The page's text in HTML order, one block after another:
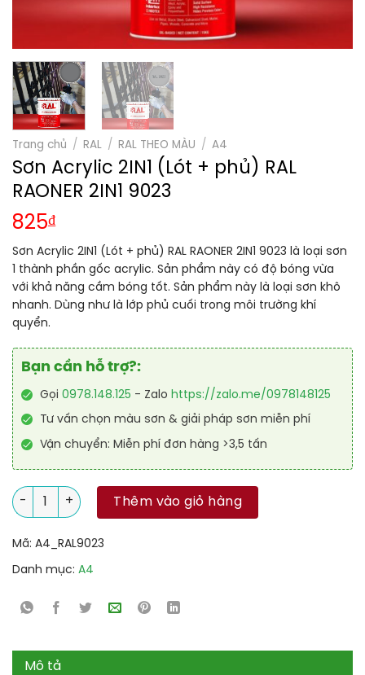
Trang chủ / RAL / RAL THEO MÀU / A4
Sơn Acrylic 2IN1 (Lót + phủ) RAL
RAONER 2IN1 9023
825₫
Sơn Acrylic 2IN1 (Lót + phủ) RAL RAONER 2IN1 9023 là loại sơn
1 thành phần gốc acrylic. Sản phẩm này có độ bóng vừa
với khả năng cầm bóng tốt. Sản phẩm này là loại sơn khô
nhanh. Dùng như là lớp phủ cuối trong môi trường khí
quyển.
Bạn cần hỗ trợ?:
Gọi 0978.148.125 - Zalo https://zalo.me/0978148125
Tư vấn chọn màu sơn & giải pháp sơn miễn phí
Vận chuyển: Miễn phí đơn hàng >3,5 tấn
Sơn Acrylic 2IN1 (Lót + phủ) RAL RAONER 2IN1 9023 số lượng
Thêm vào giỏ hàng
Mã: A4_RAL9023
Danh mục: A4
Mô tả